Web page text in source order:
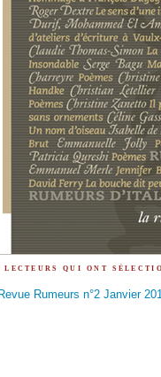
lecteurs qui ont
Revue Rumeurs n°2 Janvier